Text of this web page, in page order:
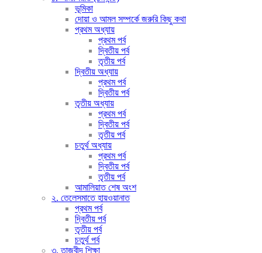
ভূমিকা
দোয়া ও আমল সম্পর্কে জরুরি কিছু কথা
প্রথম অধ্যায়
প্রথম পর্ব
দ্বিতীয় পর্ব
তৃতীয় পর্ব
দ্বিতীয় অধ্যায়
প্রথম পর্ব
দ্বিতীয় পর্ব
তৃতীয় অধ্যায়
প্রথম পর্ব
দ্বিতীয় পর্ব
তৃতীয় পর্ব
চতুর্থ অধ্যায়
প্রথম পর্ব
দ্বিতীয় পর্ব
তৃতীয় পর্ব
আমালিয়াত শেষ অংশ
২. তেলেসমাতে হায়ওয়ানাত
প্রথম পর্ব
দ্বিতীয় পর্ব
তৃতীয় পর্ব
চতুর্থ পর্ব
৩. তাজবীদ শিক্ষা